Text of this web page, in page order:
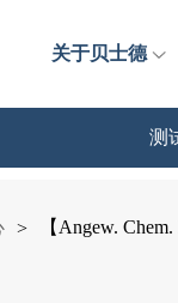
关于贝士德
测
> 【Angew.